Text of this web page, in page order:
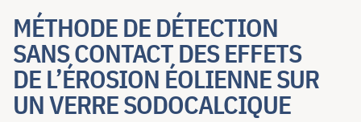
MÉTHODE DE DÉTECTION
SANS CONTACT DES EFFETS
DE L’ÉROSION ÉOLIENNE SUR
UN VERRE SODOCALCIQUE